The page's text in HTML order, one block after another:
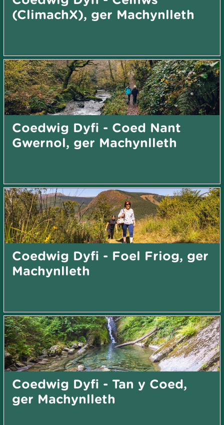
(ClimachX), ger Machynlleth
Coedwig Dyfi - Coed Nant
Gwernol, ger Machynlleth
Coedwig Dyfi - Foel Friog, ger
Machynlleth
Coedwig Dyfi - Tan y Coed,
ger Machynlleth